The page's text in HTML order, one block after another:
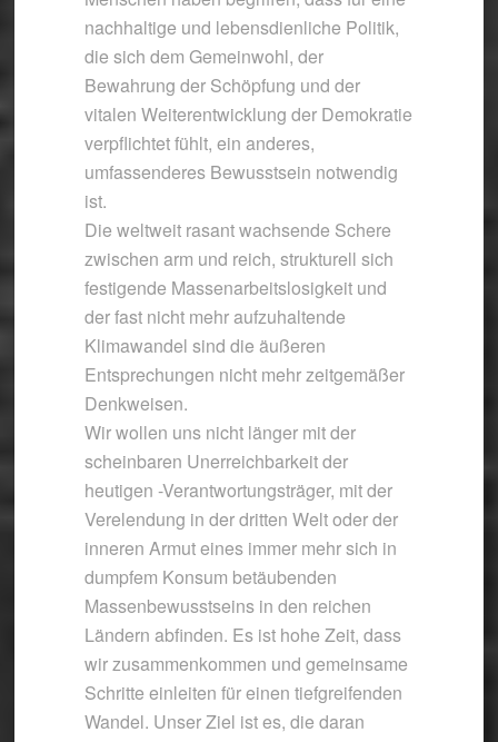
nachhaltige und lebensdienliche Politik,
die sich dem Gemeinwohl, der
Bewahrung der Schöpfung und der
vitalen Weiterentwicklung der Demokratie
verpflichtet fühlt, ein anderes,
umfassenderes Bewusstsein notwendig
ist.
Die weltweit rasant wachsende Schere
zwischen arm und reich, strukturell sich
festigende Massenarbeitslosigkeit und
der fast nicht mehr aufzuhaltende
Klimawandel sind die äußeren
Entsprechungen nicht mehr zeitgemäßer
Denkweisen.
Wir wollen uns nicht länger mit der
scheinbaren Unerreichbarkeit der
heutigen -Verantwortungsträger, mit der
Verelendung in der dritten Welt oder der
inneren Armut eines immer mehr sich in
dumpfem Konsum betäubenden
Massenbewusstseins in den reichen
Ländern abfinden. Es ist hohe Zeit, dass
wir zusammenkommen und gemeinsame
Schritte einleiten für einen tiefgreifenden
Wandel. Unser Ziel ist es, die daran